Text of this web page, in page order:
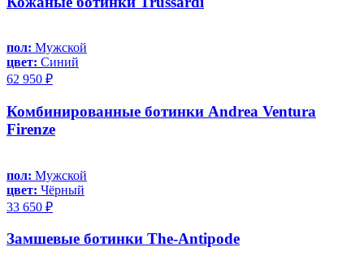
пол: Мужской
цвет: Синий
62 950 ₽
Комбинированные ботинки Andrea Ventura
Firenze
пол: Мужской
цвет: Чёрный
33 650 ₽
Замшевые ботинки The-Antipode